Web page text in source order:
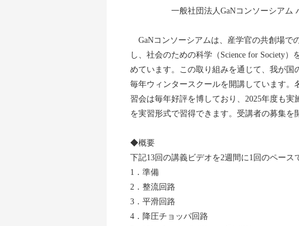
一般社団法人GaNコンソーシアム パ
GaNコンソーシアムは、産学官の共創場で
し、社会のための科学（Science for Society
めています。この取り組みを通じて、我が国
毎年ウィンタースクールを開講しています
習会は毎年好評を博しており、2025年度も
を実習形式で習得できます。受講者の募集を
◆概要
下記13回の講義ビデオを2週間に1回のペース
1．準備
2．整流回路
3．平滑回路
4．降圧チョッパ回路